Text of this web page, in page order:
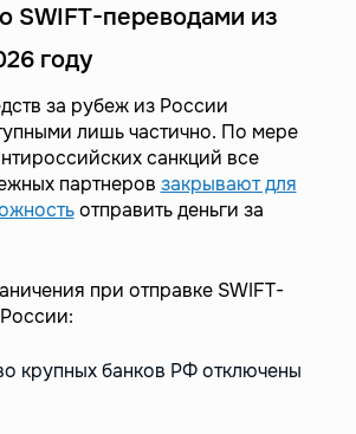
SWIFT-переводами из
году
за рубеж из России
лишь частично. По мере
санкций все
партнеров закрывают для
отправить деньги за
при отправке SWIFT-
крупных банков РФ отключены